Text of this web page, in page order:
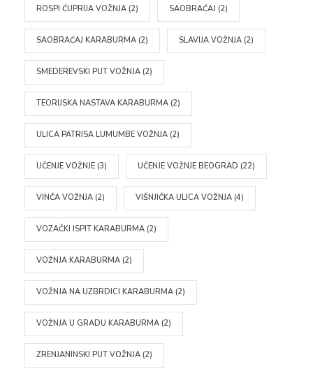
ROSPI ĆUPRIJA VOŽNJA (2) SAOBRAĆAJ (2)
SAOBRAĆAJ KARABURMA (2) SLAVIJA VOŽNJA (2)
SMEDEREVSKI PUT VOŽNJA (2)
TEORIJSKA NASTAVA KARABURMA (2)
ULICA PATRISA LUMUMBE VOŽNJA (2)
UČENJE VOŽNJE (3) UČENJE VOŽNJE BEOGRAD (22)
VINČA VOŽNJA (2) VIŠNJIČKA ULICA VOŽNJA (4)
VOZAČKI ISPIT KARABURMA (2)
VOŽNJA KARABURMA (2)
VOŽNJA NA UZBRDICI KARABURMA (2)
VOŽNJA U GRADU KARABURMA (2)
ZRENJANINSKI PUT VOŽNJA (2)